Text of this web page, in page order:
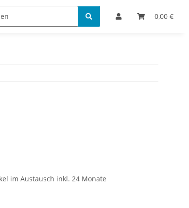
0,00 €
im Austausch inkl. 24 Monate